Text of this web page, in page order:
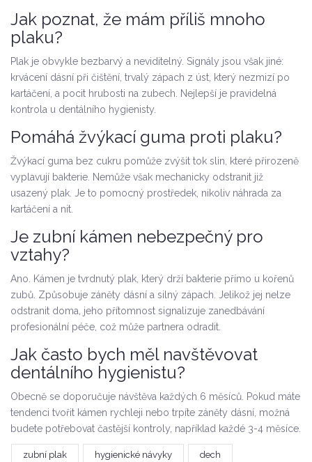
Jak poznat, že mám příliš mnoho
plaku?
Plak je obvykle bezbarvý a neviditelný. Signály jsou však jiné:
krvácení dásní při čištění, trvalý zápach z úst, který nezmizí po
kartáčení, a pocit hrubosti na zubech. Nejlepší je pravidelná
kontrola u dentálního hygienisty.
Pomáhá žvýkací guma proti plaku?
Žvýkací guma bez cukru pomůže zvýšit tok slin, které přirozeně
vyplavují bakterie. Nemůže však mechanicky odstranit již
usazený plak. Je to pomocný prostředek, nikoliv náhrada za
kartáčení a nit.
Je zubní kámen nebezpečný pro
vztahy?
Ano. Kámen je tvrdnutý plak, který drží bakterie přímo u kořenů
zubů. Způsobuje záněty dásní a silný zápach. Jelikož jej nelze
odstranit doma, jeho přítomnost signalizuje zanedbávání
profesionální péče, což může partnera odradit.
Jak často bych měl navštěvovat
dentálního hygienistu?
Obecně se doporučuje návštěva každých 6 měsíců. Pokud máte
tendenci tvořit kámen rychleji nebo trpíte záněty dásní, možná
budete potřebovat častější kontroly, například každé 3-4 měsíce.
zubní plak hygienické návyky dech